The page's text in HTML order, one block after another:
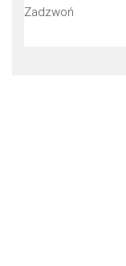
Zadzwoń